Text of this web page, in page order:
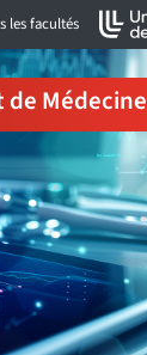
les facultés
Médecine